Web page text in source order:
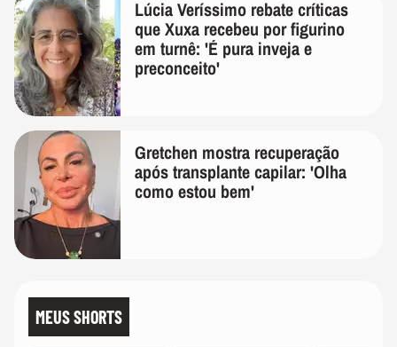
Lúcia Veríssimo rebate críticas
que Xuxa recebeu por figurino
em turnê: 'É pura inveja e
preconceito'
Gretchen mostra recuperação
após transplante capilar: 'Olha
como estou bem'
MEUS SHORTS